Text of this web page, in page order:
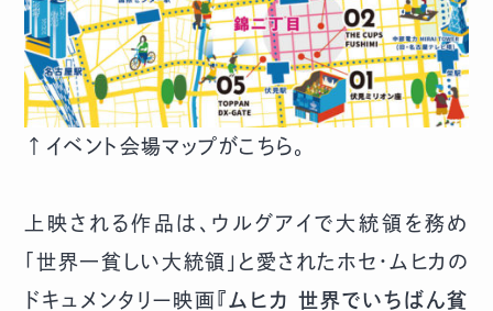
↑イベント会場マップがこちら。
上映される作品は、ウルグアイで大統領を務め
「世界一貧しい大統領」と愛されたホセ・ムヒカの
ドキュメンタリー映画『ムヒカ 世界でいちばん貧